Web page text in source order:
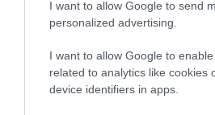
I want to allow Google to send
personalized advertising.
I want to allow Google to
related to analytics like cookies
device identifiers in apps.